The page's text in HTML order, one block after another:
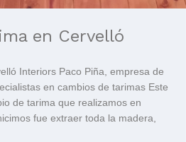
en Cervelló
Interiors Paco Piña, empresa de
en cambios de tarimas Este
de tarima que realizamos en
fue extraer toda la madera,